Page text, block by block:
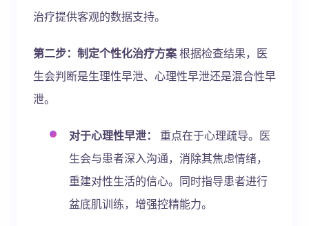
治疗提供客观的数据支持。
第二步：制定个性化治疗方案根据检查结果，医
生会判断是生理性早泄、心理性早泄还是混合性早
泄。
对于心理性早泄：
重点在于心理疏导。医
生会与患者深入沟通，消除其焦虑情绪，
重建对性生活的信心。同时指导患者进行
盆底肌训练，增强控精能力。